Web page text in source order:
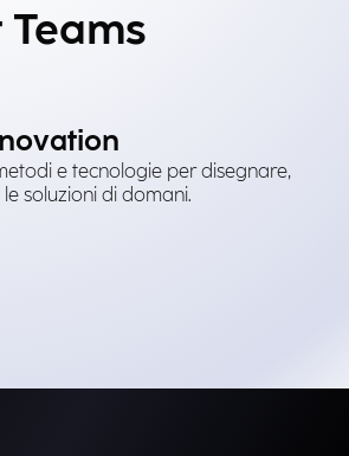
e tecnologie per disegnare,
soluzioni di domani.